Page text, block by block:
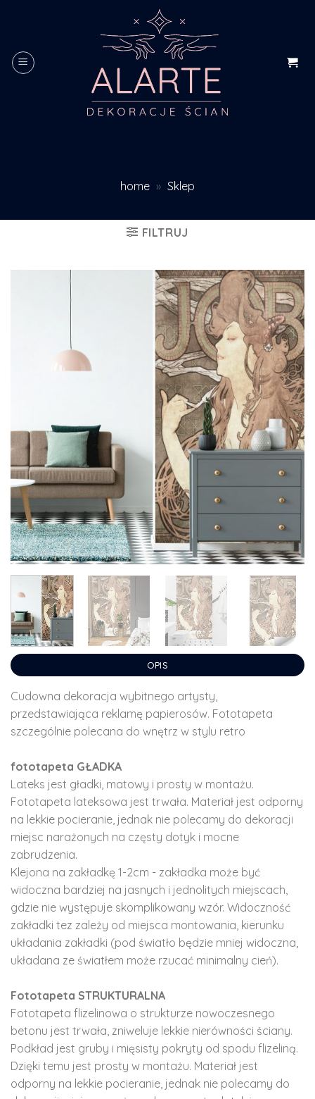
home » Sklep
FILTRUJ
OPIS
Cudowna dekoracja wybitnego artysty,
przedstawiająca reklamę papierosów. Fototapeta
szczególnie polecana do wnętrz w stylu retro
fototapeta GŁADKA
Lateks jest gładki, matowy i prosty w montażu.
Fototapeta lateksowa jest trwała. Materiał jest odporny
na lekkie pocieranie, jednak nie polecamy do dekoracji
miejsc narażonych na częsty dotyk i mocne
zabrudzenia.
Klejona na zakładkę 1-2cm - zakładka może być
widoczna bardziej na jasnych i jednolitych miejscach,
gdzie nie występuje skomplikowany wzór. Widoczność
zakładki tez zależy od miejsca montowania, kierunku
układania zakładki (pod światło będzie mniej widoczna,
układana ze światłem może rzucać minimalny cień).
Fototapeta STRUKTURALNA
Fototapeta flizelinowa o strukturze nowoczesnego
betonu jest trwała, zniweluje lekkie nierówności ściany.
Podkład jest gruby i mięsisty pokryty od spodu flizeliną.
Dzięki temu jest prosty w montażu. Materiał jest
odporny na lekkie pocieranie, jednak nie polecamy do